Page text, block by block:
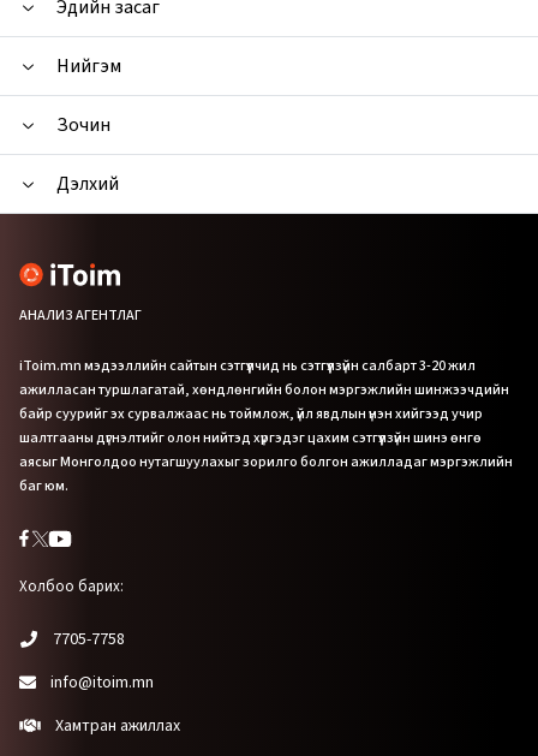
Эдийн засаг
Нийгэм
Зочин
Дэлхий
АНАЛИЗ АГЕНТЛАГ
iToim.mn мэдээллийн сайтын сэтгүүлчид нь сэтгүүлзүйн салбарт 3-20 жил
ажилласан туршлагатай, хөндлөнгийн болон мэргэжлийн шинжээчдийн
байр суурийг эх сурвалжаас нь тоймлож, үйл явдлын үнэн хийгээд учир
шалтгааны дүгнэлтийг олон нийтэд хүргэдэг цахим сэтгүүлзүйн шинэ өнгө
аясыг Монголдоо нутагшуулахыг зорилго болгон ажилладаг мэргэжлийн
баг юм.
Холбоо барих:
7705-7758
info@itoim.mn
Хамтран ажиллах